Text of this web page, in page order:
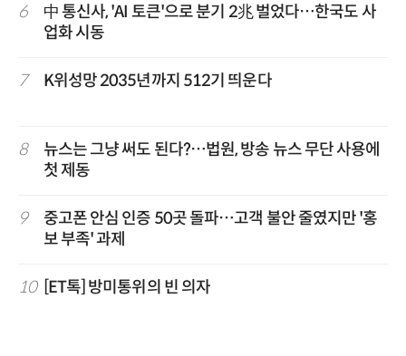
6
中 통신사, 'AI 토큰'으로 분기 2兆 벌었다…한국도 사
업화 시동
7 K위성망 2035년까지 512기 띄운다
8
뉴스는 그냥 써도 된다?…법원, 방송 뉴스 무단 사용에
첫 제동
9
중고폰 안심 인증 50곳 돌파…고객 불안 줄였지만 '홍
보 부족' 과제
10 [ET톡] 방미통위의 빈 의자